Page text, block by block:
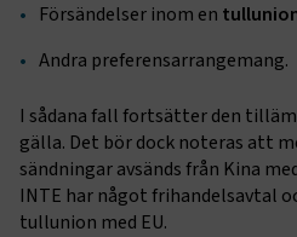
Försändelser inom en
Andra preferensarrangemang.
I sådana fall fortsätter den
gälla. Det bör dock noteras att
sändningar avsänds från Kina
INTE har något frihandelsavtal
tullunion med EU.